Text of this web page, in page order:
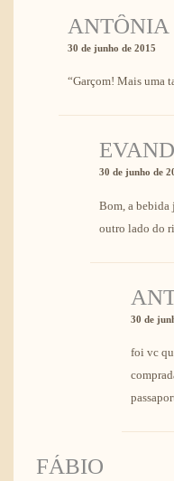
30 de junho de 2015
“Garçom! Mais uma
30 de junho de
Bom, a bebida
outro lado do
30 de
foi vc
FÁBIO